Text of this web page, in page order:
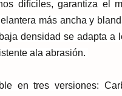
difíciles, garantiza el
más ancha y
densidad se adapta a
a la abrasión.
en tres versiones: